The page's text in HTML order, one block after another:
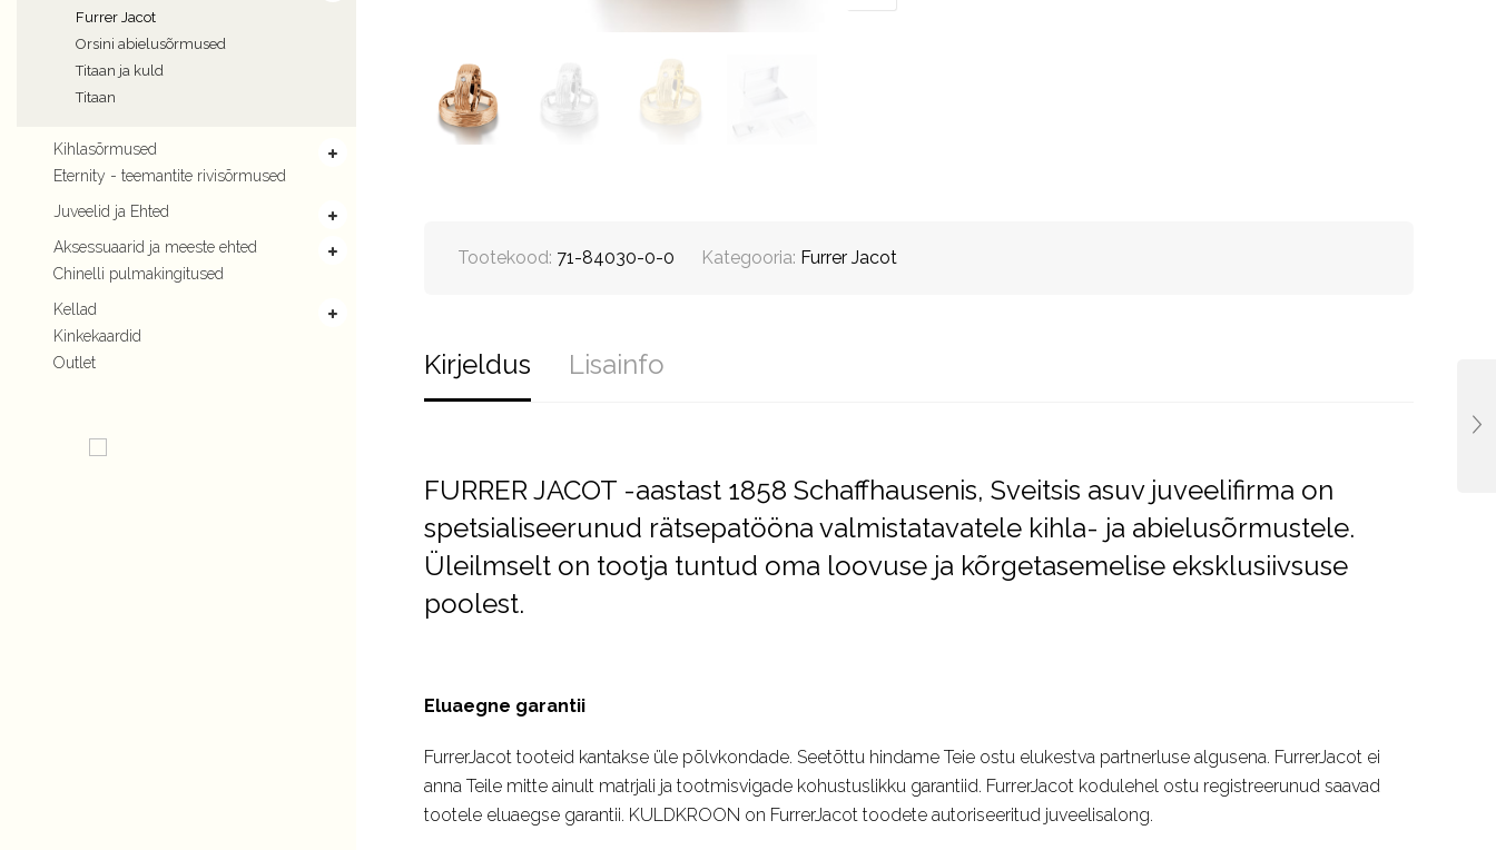
Furrer Jacot
Orsini abielusõrmused
Titaan ja kuld
Titaan
Kihlasõrmused
Eternity - teemantite rivisõrmused
Juveelid ja Ehted
Aksessuaarid ja meeste ehted
Chinelli pulmakingitused
Kellad
Kinkekaardid
Outlet
Tootekood: 71-84030-0-0 Kategooria: Furrer Jacot
Kirjeldus Lisainfo
FURRER JACOT -aastast 1858 Schaffhausenis, Sveitsis asuv juveelifirma on
spetsialiseerunud rätsepatööna valmistatavatele kihla- ja abielusõrmustele.
Üleilmselt on tootja tuntud oma loovuse ja kõrgetasemelise eksklusiivsuse
poolest.
Eluaegne garantii
FurrerJacot tooteid kantakse üle põlvkondade. Seetõttu hindame Teie ostu elukestva partnerluse algusena. FurrerJacot ei
anna Teile mitte ainult matrjali ja tootmisvigade kohustuslikku garantiid. FurrerJacot kodulehel ostu registreerunud saavad
tootele eluaegse garantii. KULDKROON on FurrerJacot toodete autoriseeritud juveelisalong.